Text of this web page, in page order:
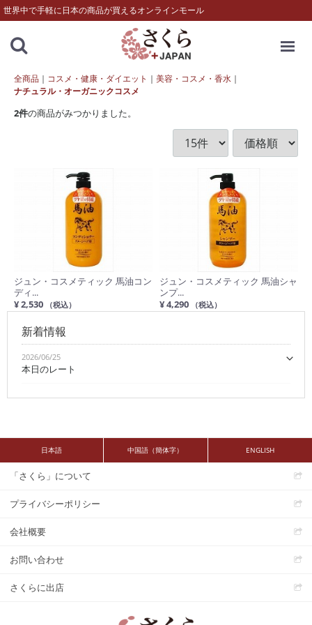
世界中で手軽に日本の商品が買えるオンラインモール
全商品 コスメ・健康・ダイエット
美容・コスメ・香水
ナチュラル・オーガニックコスメ
2件の商品がみつかりました。
ジュン・コスメティック 馬油コン
ディ...
¥ 2,530
（税込）
ジュン・コスメティック 馬油シャ
ンプ...
¥ 4,290
（税込）
新着情報
2026/06/25
本日のレート
日本語 中国語（簡体字） ENGLISH
「さくら」について
プライバシーポリシー
会社概要
お問い合わせ
さくらに出店